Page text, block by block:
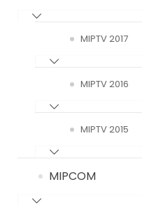
MIPTV 2017
MIPTV 2016
MIPTV 2015
MIPCOM